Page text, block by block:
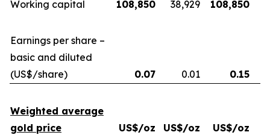
Working capital 108,850 38,929 108,850
Earnings per share –
basic and diluted
(US$/share)
0.07 0.01 0.15
Weighted average
gold price
US$/oz US$/oz US$/oz